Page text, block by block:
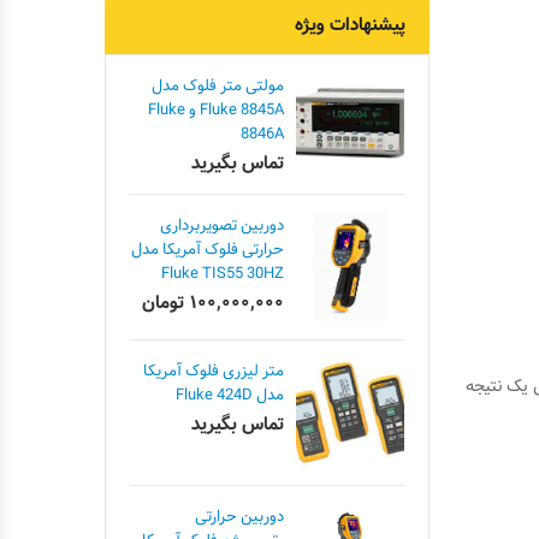
یک نتیجه
پیشنهادات ویژه
مولتی متر فلوک مدل
Fluke 8845A و Fluke
8846A
تماس بگیرید
دوربین تصویربرداری
حرارتی فلوک آمریکا مدل
Fluke TIS55 30HZ
۱۰۰,۰۰۰,۰۰۰ تومان
متر لیزری فلوک آمریکا
مدل Fluke 424D
تماس بگیرید
دوربین حرارتی